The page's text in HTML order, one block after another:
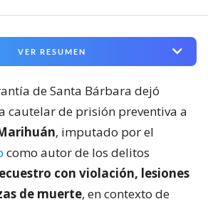
VER RESUMEN
de Santa Bárbara dejó
cautelar de prisión preventiva a
, imputado por el
como autor de los delitos
con violación, lesiones
de muerte, en contexto de